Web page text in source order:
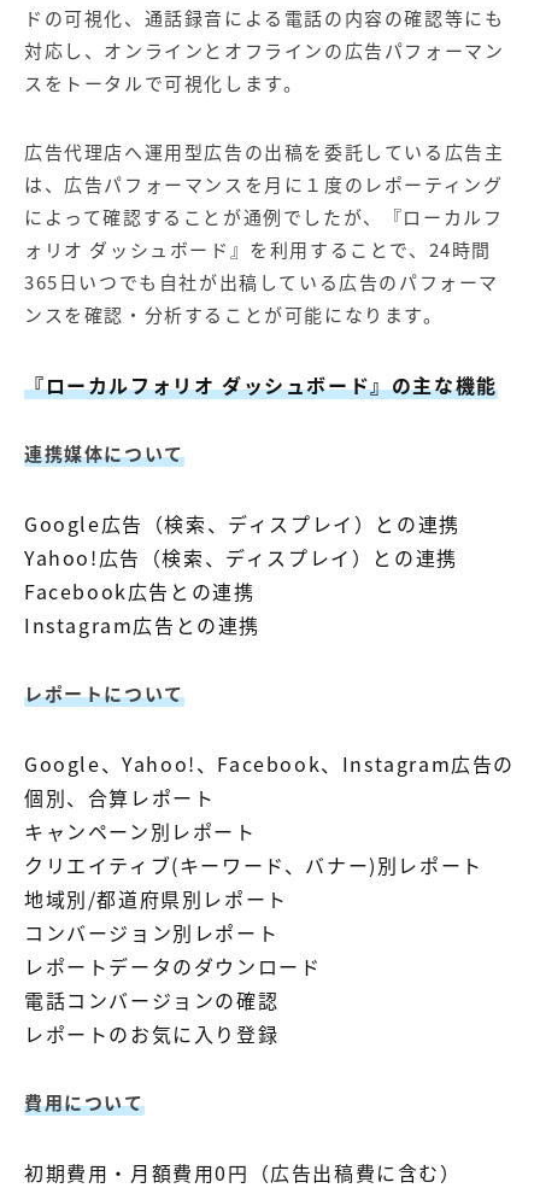
ドの可視化、通話録音による電話の内容の確認等にも
対応し、オンラインとオフラインの広告パフォーマン
スをトータルで可視化します。
広告代理店へ運用型広告の出稿を委託している広告主
は、広告パフォーマンスを月に１度のレポーティング
によって確認することが通例でしたが、『ローカルフ
ォリオ ダッシュボード』を利用することで、24時間
365日いつでも自社が出稿している広告のパフォーマ
ンスを確認・分析することが可能になります。
『ローカルフォリオ ダッシュボード』の主な機能
連携媒体について
Google広告（検索、ディスプレイ）との連携
Yahoo!広告（検索、ディスプレイ）との連携
Facebook広告との連携
Instagram広告との連携
レポートについて
Google、Yahoo!、Facebook、Instagram広告の
個別、合算レポート
キャンペーン別レポート
クリエイティブ(キーワード、バナー)別レポート
地域別/都道府県別レポート
コンバージョン別レポート
レポートデータのダウンロード
電話コンバージョンの確認
レポートのお気に入り登録
費用について
初期費用・月額費用0円（広告出稿費に含む）